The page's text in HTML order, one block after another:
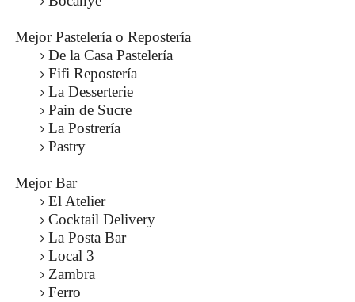
Mejor Pastelería o Repostería
De la Casa Pastelería
Fifi Repostería
La Desserterie
Pain de Sucre
La Postrería
Pastry
Mejor Bar
El Atelier
Cocktail Delivery
La Posta Bar
Local 3
Zambra
Ferro